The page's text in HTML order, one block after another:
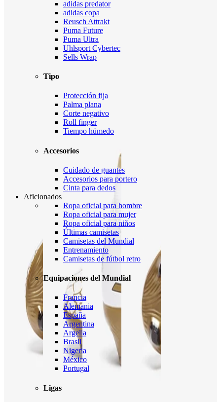
adidas predator
adidas copa
Reusch Attrakt
Puma Future
Puma Ultra
Uhlsport Cybertec
Sells Wrap
Tipo
Protección fija
Palma plana
Corte negativo
Roll finger
Tiempo húmedo
Accesorios
Cuidado de guantes
Accesorios para portero
Cinta para dedos
Aficionados
Ropa oficial para hombre
Ropa oficial para mujer
Ropa oficial para niños
Últimas camisetas
Camisetas del Mundial
Entrenamiento
Camisetas de fútbol retro
Equipaciones del Mundial
Francia
Alemania
España
Argentina
Argelia
Brasil
Nigeria
México
Portugal
Ligas